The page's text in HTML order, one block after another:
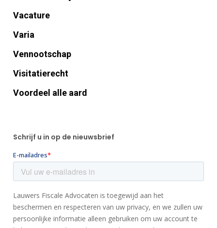
Vacature
Varia
Vennootschap
Visitatierecht
Voordeel alle aard
Schrijf u in op de nieuwsbrief